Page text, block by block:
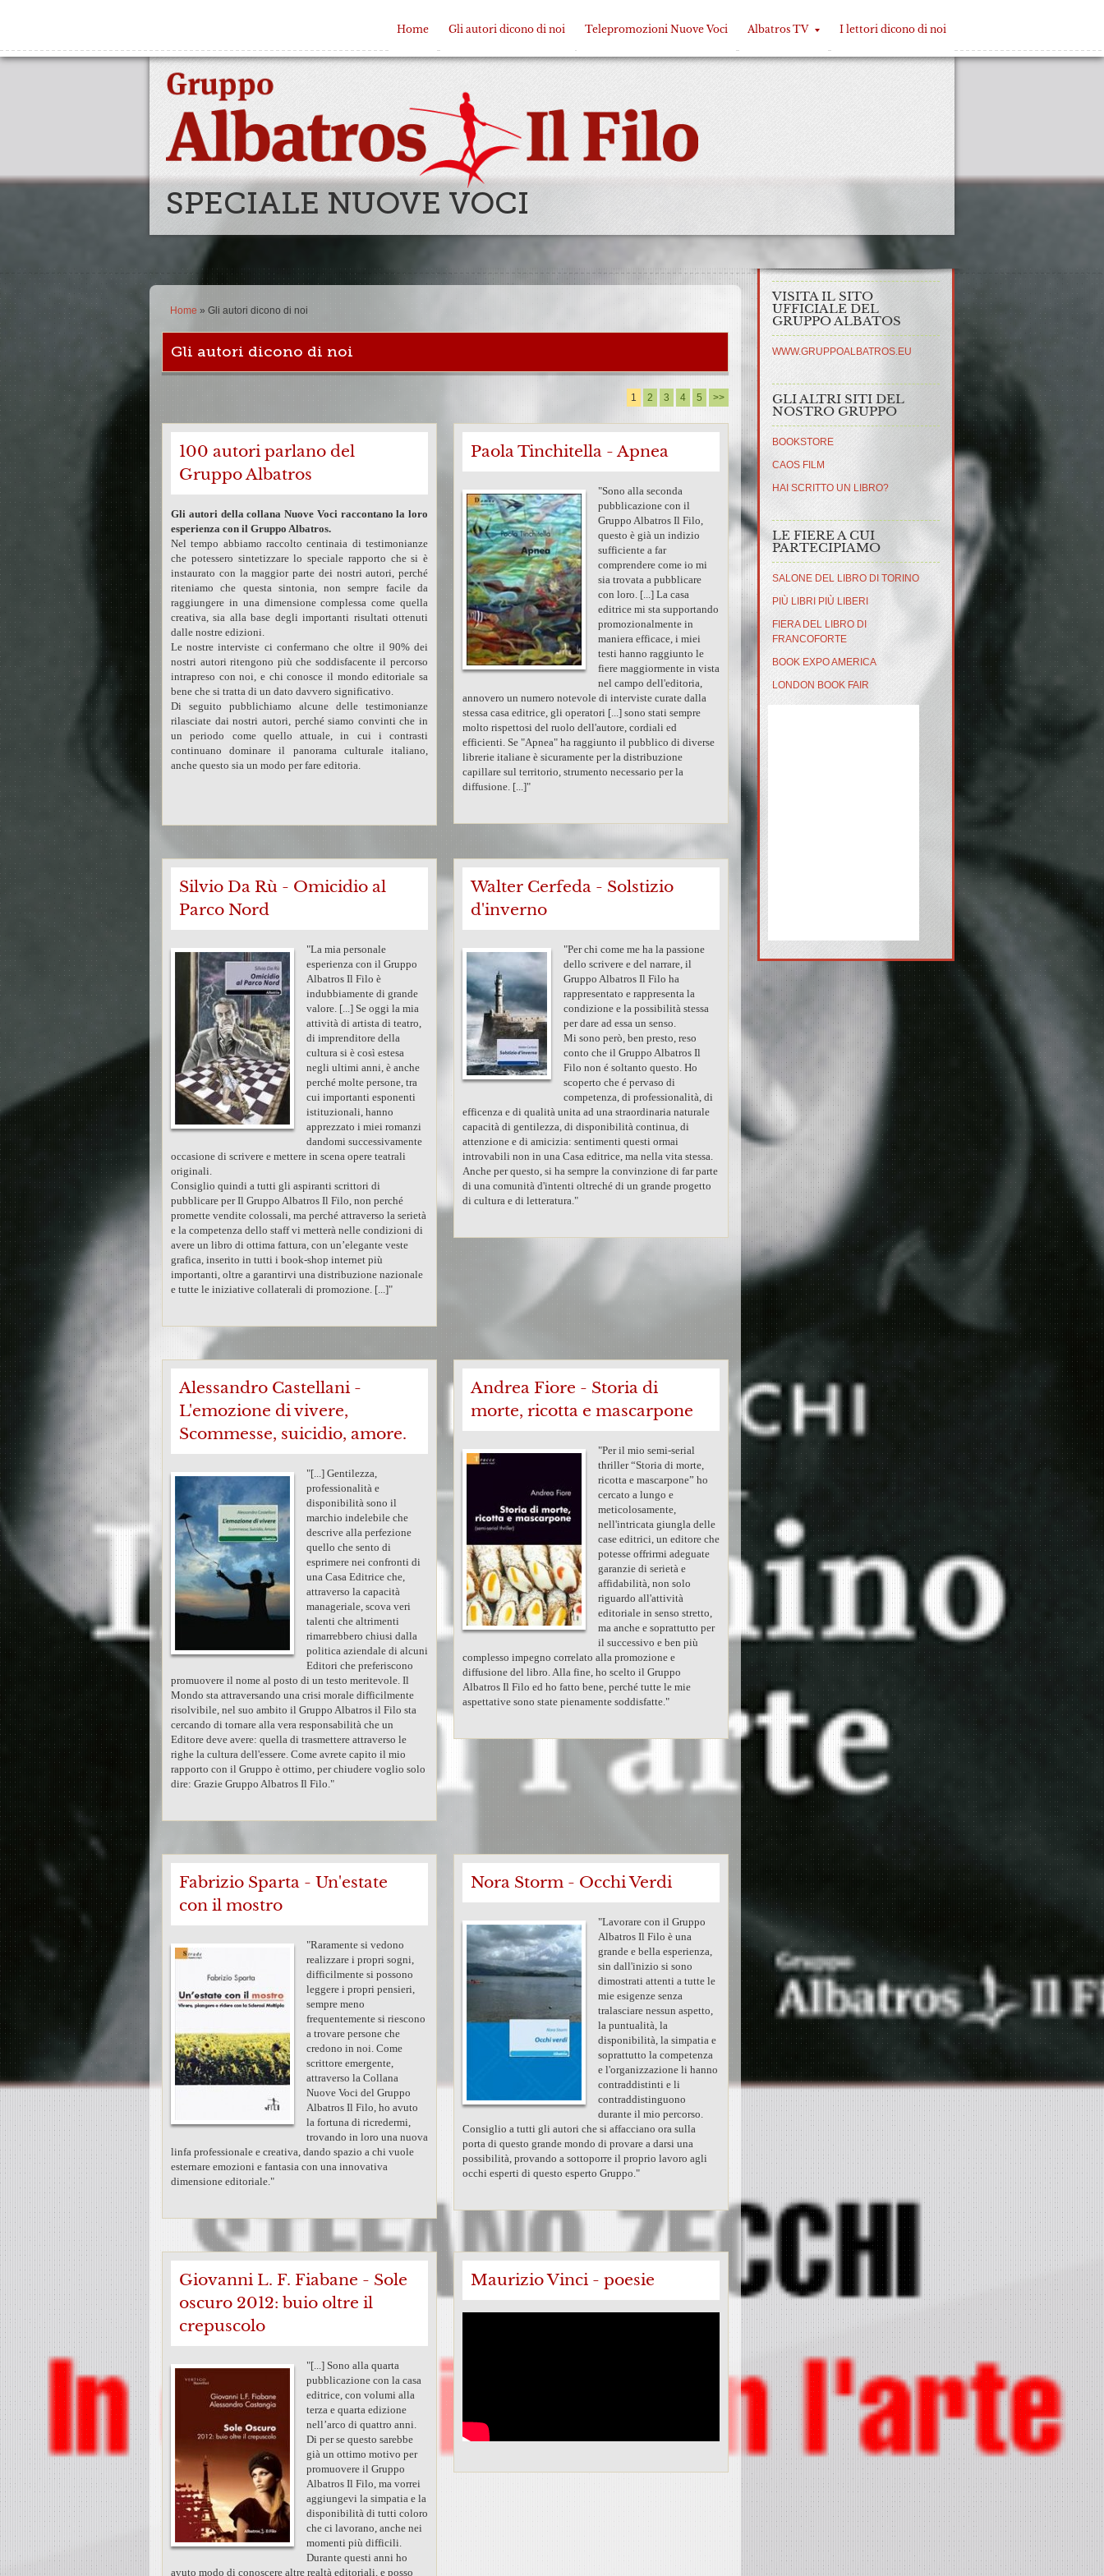
SPECIALE NUOVE VOCI
Home Gli autori dicono di noi Telepromozioni Nuove Voci Albatros TV I lettori dicono di noi
Home » Gli autori dicono di noi
Gli autori dicono di noi
1 2 3 4 5 >>
100 autori parlano del
Gruppo Albatros
Gli autori della collana Nuove Voci raccontano la loro
esperienza con il Gruppo Albatros.
Nel tempo abbiamo raccolto centinaia di testimonianze
che potessero sintetizzare lo speciale rapporto che si è
instaurato con la maggior parte dei nostri autori, perché
riteniamo che questa sintonia, non sempre facile da
raggiungere in una dimensione complessa come quella
creativa, sia alla base degli importanti risultati ottenuti
dalle nostre edizioni.
Le nostre interviste ci confermano che oltre il 90% dei
nostri autori ritengono più che soddisfacente il percorso
intrapreso con noi, e chi conosce il mondo editoriale sa
bene che si tratta di un dato davvero significativo.
Di seguito pubblichiamo alcune delle testimonianze
rilasciate dai nostri autori, perché siamo convinti che in
un periodo come quello attuale, in cui i contrasti
continuano dominare il panorama culturale italiano,
anche questo sia un modo per fare editoria.
Paola Tinchitella - Apnea
"Sono alla seconda
pubblicazione con il
Gruppo Albatros Il Filo,
questo è già un indizio
sufficiente a far
comprendere come io mi
sia trovata a pubblicare
con loro. [...] La casa
editrice mi sta supportando
promozionalmente in
maniera efficace, i miei
testi hanno raggiunto le
fiere maggiormente in vista
nel campo dell'editoria,
annovero un numero notevole di interviste curate dalla
stessa casa editrice, gli operatori [...] sono stati sempre
molto rispettosi del ruolo dell'autore, cordiali ed
efficienti. Se "Apnea" ha raggiunto il pubblico di diverse
librerie italiane è sicuramente per la distribuzione
capillare sul territorio, strumento necessario per la
diffusione. [...]"
Silvio Da Rù - Omicidio al
Parco Nord
"La mia personale
esperienza con il Gruppo
Albatros Il Filo è
indubbiamente di grande
valore. [...] Se oggi la mia
attività di artista di teatro,
di imprenditore della
cultura si è così estesa
negli ultimi anni, è anche
perché molte persone, tra
cui importanti esponenti
istituzionali, hanno
apprezzato i miei romanzi
dandomi successivamente
occasione di scrivere e mettere in scena opere teatrali
originali.
Consiglio quindi a tutti gli aspiranti scrittori di
pubblicare per Il Gruppo Albatros Il Filo, non perché
promette vendite colossali, ma perché attraverso la serietà
e la competenza dello staff vi metterà nelle condizioni di
avere un libro di ottima fattura, con un’elegante veste
grafica, inserito in tutti i book-shop internet più
importanti, oltre a garantirvi una distribuzione nazionale
e tutte le iniziative collaterali di promozione. [...]"
Walter Cerfeda - Solstizio
d'inverno
"Per chi come me ha la passione
dello scrivere e del narrare, il
Gruppo Albatros Il Filo ha
rappresentato e rappresenta la
condizione e la possibilità stessa
per dare ad essa un senso.
Mi sono però, ben presto, reso
conto che il Gruppo Albatros Il
Filo non é soltanto questo. Ho
scoperto che é pervaso di
competenza, di professionalità, di
efficenza e di qualità unita ad una straordinaria naturale
capacità di gentilezza, di disponibilità continua, di
attenzione e di amicizia: sentimenti questi ormai
introvabili non in una Casa editrice, ma nella vita stessa.
Anche per questo, si ha sempre la convinzione di far parte
di una comunità d'intenti oltreché di un grande progetto
di cultura e di letteratura."
Alessandro Castellani -
L'emozione di vivere,
Scommesse, suicidio, amore.
"[...] Gentilezza,
professionalità e
disponibilità sono il
marchio indelebile che
descrive alla perfezione
quello che sento di
esprimere nei confronti di
una Casa Editrice che,
attraverso la capacità
manageriale, scova veri
talenti che altrimenti
rimarrebbero chiusi dalla
politica aziendale di alcuni
Editori che preferiscono
promuovere il nome al posto di un testo meritevole. Il
Mondo sta attraversando una crisi morale difficilmente
risolvibile, nel suo ambito il Gruppo Albatros il Filo sta
cercando di tornare alla vera responsabilità che un
Editore deve avere: quella di trasmettere attraverso le
righe la cultura dell'essere. Come avrete capito il mio
rapporto con il Gruppo è ottimo, per chiudere voglio solo
dire: Grazie Gruppo Albatros Il Filo."
Andrea Fiore - Storia di
morte, ricotta e mascarpone
"Per il mio semi-serial
thriller “Storia di morte,
ricotta e mascarpone” ho
cercato a lungo e
meticolosamente,
nell'intricata giungla delle
case editrici, un editore che
potesse offrirmi adeguate
garanzie di serietà e
affidabilità, non solo
riguardo all'attività
editoriale in senso stretto,
ma anche e soprattutto per
il successivo e ben più
complesso impegno correlato alla promozione e
diffusione del libro. Alla fine, ho scelto il Gruppo
Albatros Il Filo ed ho fatto bene, perché tutte le mie
aspettative sono state pienamente soddisfatte."
Fabrizio Sparta - Un'estate
con il mostro
"Raramente si vedono
realizzare i propri sogni,
difficilmente si possono
leggere i propri pensieri,
sempre meno
frequentemente si riescono
a trovare persone che
credono in noi. Come
scrittore emergente,
attraverso la Collana
Nuove Voci del Gruppo
Albatros Il Filo, ho avuto
la fortuna di ricredermi,
trovando in loro una nuova
linfa professionale e creativa, dando spazio a chi vuole
esternare emozioni e fantasia con una innovativa
dimensione editoriale."
Nora Storm - Occhi Verdi
"Lavorare con il Gruppo
Albatros Il Filo è una
grande e bella esperienza,
sin dall'inizio si sono
dimostrati attenti a tutte le
mie esigenze senza
tralasciare nessun aspetto,
la puntualità, la
disponibilità, la simpatia e
soprattutto la competenza
e l'organizzazione li hanno
contraddistinti e li
contraddistinguono
durante il mio percorso.
Consiglio a tutti gli autori che si affacciano ora sulla
porta di questo grande mondo di provare a darsi una
possibilità, provando a sottoporre il proprio lavoro agli
occhi esperti di questo esperto Gruppo."
Giovanni L. F. Fiabane - Sole
oscuro 2012: buio oltre il
crepuscolo
"[...] Sono alla quarta
pubblicazione con la casa
editrice, con volumi alla
terza e quarta edizione
nell’arco di quattro anni.
Di per se questo sarebbe
già un ottimo motivo per
promuovere il Gruppo
Albatros Il Filo, ma vorrei
aggiungevi la simpatia e la
disponibilità di tutti coloro
che ci lavorano, anche nei
momenti più difficili.
Durante questi anni ho
avuto modo di conoscere altre realtà editoriali, e posso
Maurizio Vinci - poesie
VISITA IL SITO
UFFICIALE DEL
GRUPPO ALBATOS
WWW.GRUPPOALBATROS.EU
GLI ALTRI SITI DEL
NOSTRO GRUPPO
BOOKSTORE
CAOS FILM
HAI SCRITTO UN LIBRO?
LE FIERE A CUI
PARTECIPIAMO
SALONE DEL LIBRO DI TORINO
PIÙ LIBRI PIÙ LIBERI
FIERA DEL LIBRO DI
FRANCOFORTE
BOOK EXPO AMERICA
LONDON BOOK FAIR